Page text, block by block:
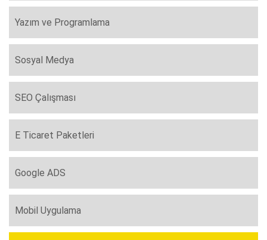
Yazım ve Programlama
Sosyal Medya
SEO Çalışması
E Ticaret Paketleri
Google ADS
Mobil Uygulama